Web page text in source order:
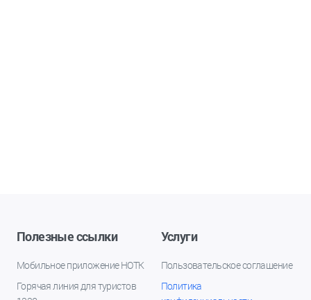
Полезные ссылки
Мобильное приложение НОТК
Горячая линия для туристов
Услуги
Пользовательское соглашение
Политика